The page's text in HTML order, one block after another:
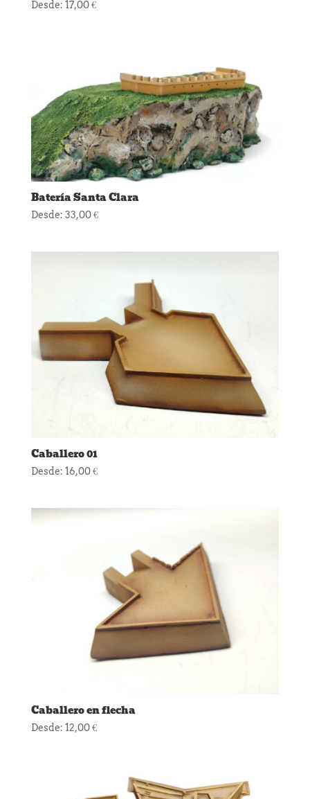
Desde: 17,00€
Batería Santa Clara
Desde: 33,00€
Caballero 01
Desde: 16,00€
Caballero en flecha
Desde: 12,00€